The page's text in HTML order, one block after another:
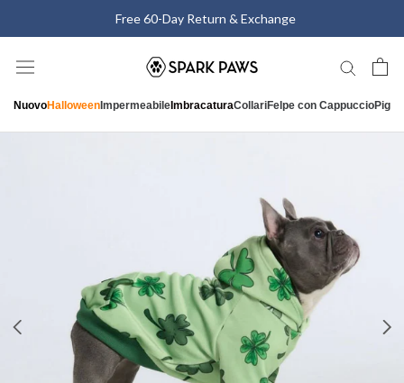
Free 60-Day Return & Exchange
NuovoHalloween Impermeabile ImbracaturaCollariFelpe con Cappuccio